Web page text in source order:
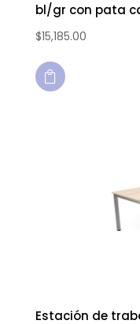
bl/gr con pata
$15,185.00

Estación de